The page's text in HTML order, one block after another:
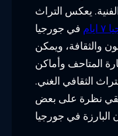
يعكس التراث
في جورجيا
والثقافة، ويمكن
المتاحف وأماكن
الثقافي الغني.
نظرة على بعض